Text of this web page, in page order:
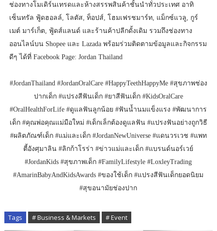
ช่องทางโมเดิร์นเทรดและห้างสรรพสินค้าชั้นนำทั่วประเทศ อาทิ
เซ็นทรัล ฟู้ดฮอลล์, โลตัส, ท็อปส์, โฮมเฟรชมาร์ท, แม็กซ์แวลู, กูร์
เมต์ มาร์เก็ต, ฟู้ดส์แลนด์ และร้านค้าปลีกดั้งเดิม รวมถึงช่องทาง
ออนไลน์บน Shopee และ Lazada พร้อมร่วมติดตามข้อมูลและกิจกรรม
ดีๆ ได้ที่ Facebook Page: Jordan Thailand
#JordanThailand #JordanOralCare #HappyTeethHappyMe #สุขภาพช่อง
ปากเด็ก #แปรงสีฟันเด็ก #ยาสีฟันเด็ก #KidsOralCare
#OralHealthForLife #ดูแลฟันลูกน้อย #ฟันน้ำนมแข็งแรง #พัฒนาการ
เด็ก #คุณพ่อคุณแม่มือใหม่ #เด็กเล็กต้องดูแลฟัน #แปรงฟันอย่างถูกวิธี
#ผลิตภัณฑ์เด็ก #แม่และเด็ก #JordanNewUniverse #แดนวรเวช #แพท
ตี้อังศุมาลิน #ลิกก้าโรร่า #ข่าวแม่และเด็ก #แบรนด์นอร์เวย์
#JordanKids #สุขภาพเด็ก #FamilyLifestyle #LoxleyTrading
#AmarinBabyAndKidsAwards #ของใช้เด็ก #แปรงสีฟันเด็กยอดนิยม
#สุขอนามัยช่องปาก
Tags # Business & Markets # Event